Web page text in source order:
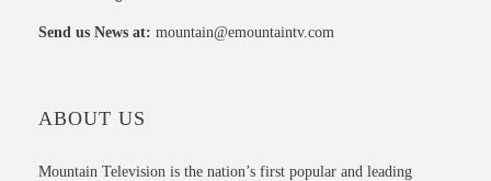
Send us News at: mountain@emountaintv.com
ABOUT US
Mountain Television is the nation’s first popular and leading